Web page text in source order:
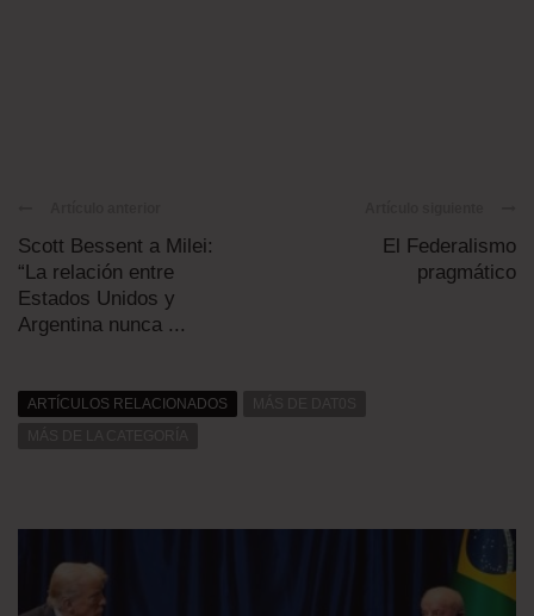
Scott Bessent a Milei:
“La relación entre
Estados Unidos y
Argentina nunca ...
El Federalismo
pragmático
ARTÍCULOS RELACIONADOS